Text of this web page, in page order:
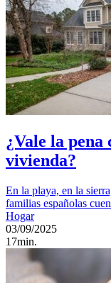
¿Vale la pena
vivienda?
En la playa, en la
familias españolas
Hogar
03/09/2025
17min.